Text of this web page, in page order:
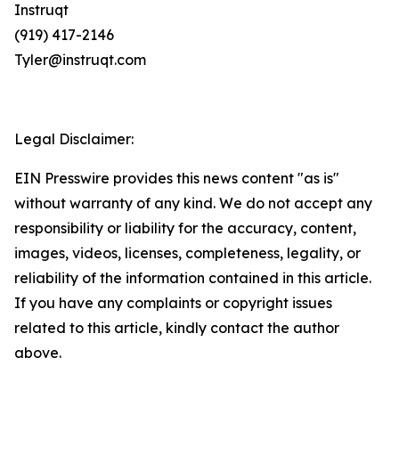
Instruqt
(919) 417-2146
Tyler@instruqt.com
Legal Disclaimer:
EIN Presswire provides this news content "as is"
without warranty of any kind. We do not accept any
responsibility or liability for the accuracy, content,
images, videos, licenses, completeness, legality, or
reliability of the information contained in this article.
If you have any complaints or copyright issues
related to this article, kindly contact the author
above.